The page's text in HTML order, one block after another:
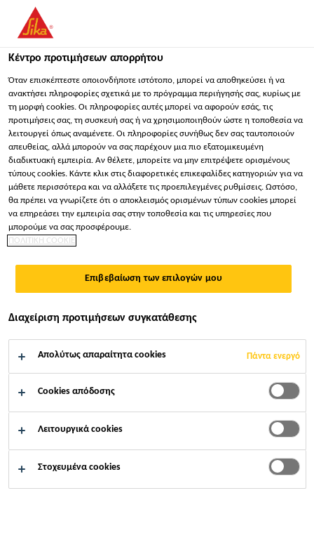
You are accessing "Sika Hellas ΑΒΕΕ", it seems you are
accessing it from "Ηνωμένες Πολιτείες". We have a dedicated
website for your country.
ΣΕ ΠΑΡΑΜΕΊΝΕΤΕ ΕΠΙΛΈΞΤΕ ΧΏΡΑ
Sika Hellas ΑΒΕΕ
ΣΤΕΓΑΝΟΠΟΊΗΣΗ
Προϊόντα SIKA Στεγανοποίηση
Συστήματα
στεγανοποίησης
υπογείων, σηράγγων &
Κέντρο προτιμήσεων απορρήτου
Όταν επισκέπτεστε οποιονδήποτε ιστότοπο, μπορεί να αποθηκεύσει ή να
ανακτήσει πληροφορίες σχετικά με το πρόγραμμα περιήγησής σας, κυρίως με
τη μορφή cookies. Οι πληροφορίες αυτές μπορεί να αφορούν εσάς, τις
προτιμήσεις σας, τη συσκευή σας ή να χρησιμοποιηθούν ώστε η τοποθεσία να
λειτουργεί όπως αναμένετε. Οι πληροφορίες συνήθως δεν σας ταυτοποιούν
απευθείας, αλλά μπορούν να σας παρέχουν μια πιο εξατομικευμένη
διαδικτυακή εμπειρία. Αν θέλετε, μπορείτε να μην επιτρέψετε ορισμένους
τύπους cookies. Κάντε κλικ στις διαφορετικές επικεφαλίδες κατηγοριών για να
μάθετε περισσότερα και να αλλάξετε τις προεπιλεγμένες ρυθμίσεις. Ωστόσο,
θα πρέπει να γνωρίζετε ότι ο αποκλεισμός ορισμένων τύπων cookies μπορεί
να επηρεάσει την εμπειρία σας στην τοποθεσία και τις υπηρεσίες που
μπορούμε να σας προσφέρουμε.
ΠΟΛΙΤΙΚΗ COOKIE
Επιβεβαίωση των επιλογών μου
Διαχείριση προτιμήσεων συγκατάθεσης
Απολύτως απαραίτητα cookies Πάντα ενεργό
Cookies απόδοσης
Λειτουργικά cookies
Στοχευμένα cookies